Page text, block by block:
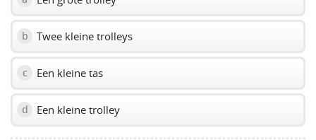
b Twee kleine trolleys
c Een kleine tas
d Een kleine trolley